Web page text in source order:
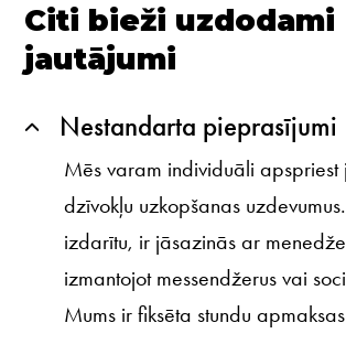
Citi bieži uzdodami
jautājumi
Nestandarta pieprasījumi
Mēs varam individuāli apspriest
dzīvokļu uzkopšanas
izdarītu, ir jāsazinās ar
izmantojot messendžerus vai
Mums ir fiksēta stundu